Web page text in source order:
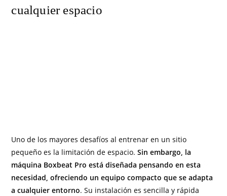
cualquier espacio
Uno de los mayores desafíos al entrenar en un sitio
pequeño es la limitación de espacio.Sin embargo, la
máquina Boxbeat Pro está diseñada pensando en esta
necesidad, ofreciendo un equipo compacto que se adapta
a cualquier entorno. Su instalación es sencilla y rápida